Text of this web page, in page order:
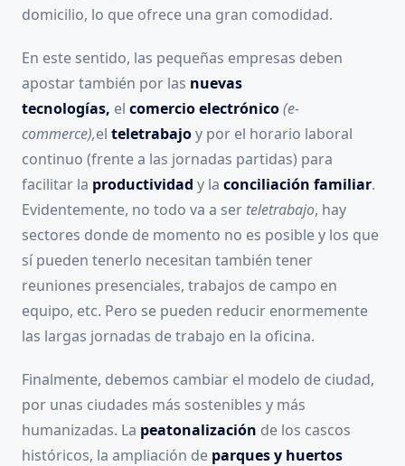
domicilio, lo que ofrece una gran comodidad.
En este sentido, las pequeñas empresas deben
apostar también por las nuevas
tecnologías, el comercio electrónico(e-
commerce),el teletrabajoy por el horario laboral
continuo (frente a las jornadas partidas) para
facilitar la productividad y la conciliación familiar.
Evidentemente, no todo va a ser teletrabajo, hay
sectores donde de momento no es posible y los que
sí pueden tenerlo necesitan también tener
reuniones presenciales, trabajos de campo en
equipo, etc. Pero se pueden reducir enormemente
las largas jornadas de trabajo en la oficina.
Finalmente, debemos cambiar el modelo de ciudad,
por unas ciudades más sostenibles y más
humanizadas. La peatonalización de los cascos
históricos, la ampliación de parques y huertos